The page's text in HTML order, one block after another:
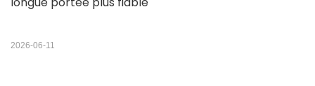
2026-06-11